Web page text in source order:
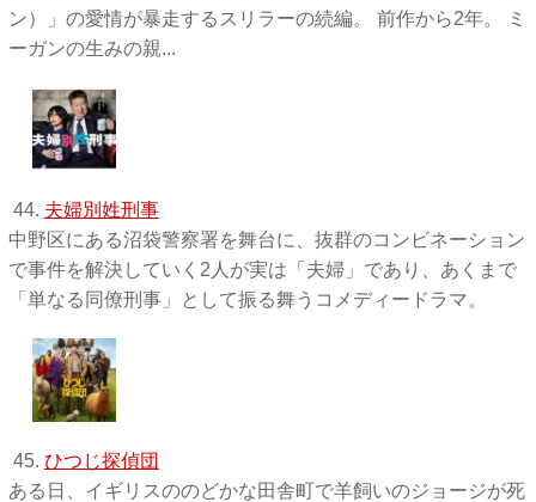
ン）」の愛情が暴走するスリラーの続編。 前作から2年。 ミ
ーガンの生みの親...
44. 夫婦別姓刑事
中野区にある沼袋警察署を舞台に、抜群のコンビネーション
で事件を解決していく2人が実は「夫婦」であり、あくまで
「単なる同僚刑事」として振る舞うコメディードラマ。
45. ひつじ探偵団
ある日、イギリスののどかな田舎町で羊飼いのジョージが死